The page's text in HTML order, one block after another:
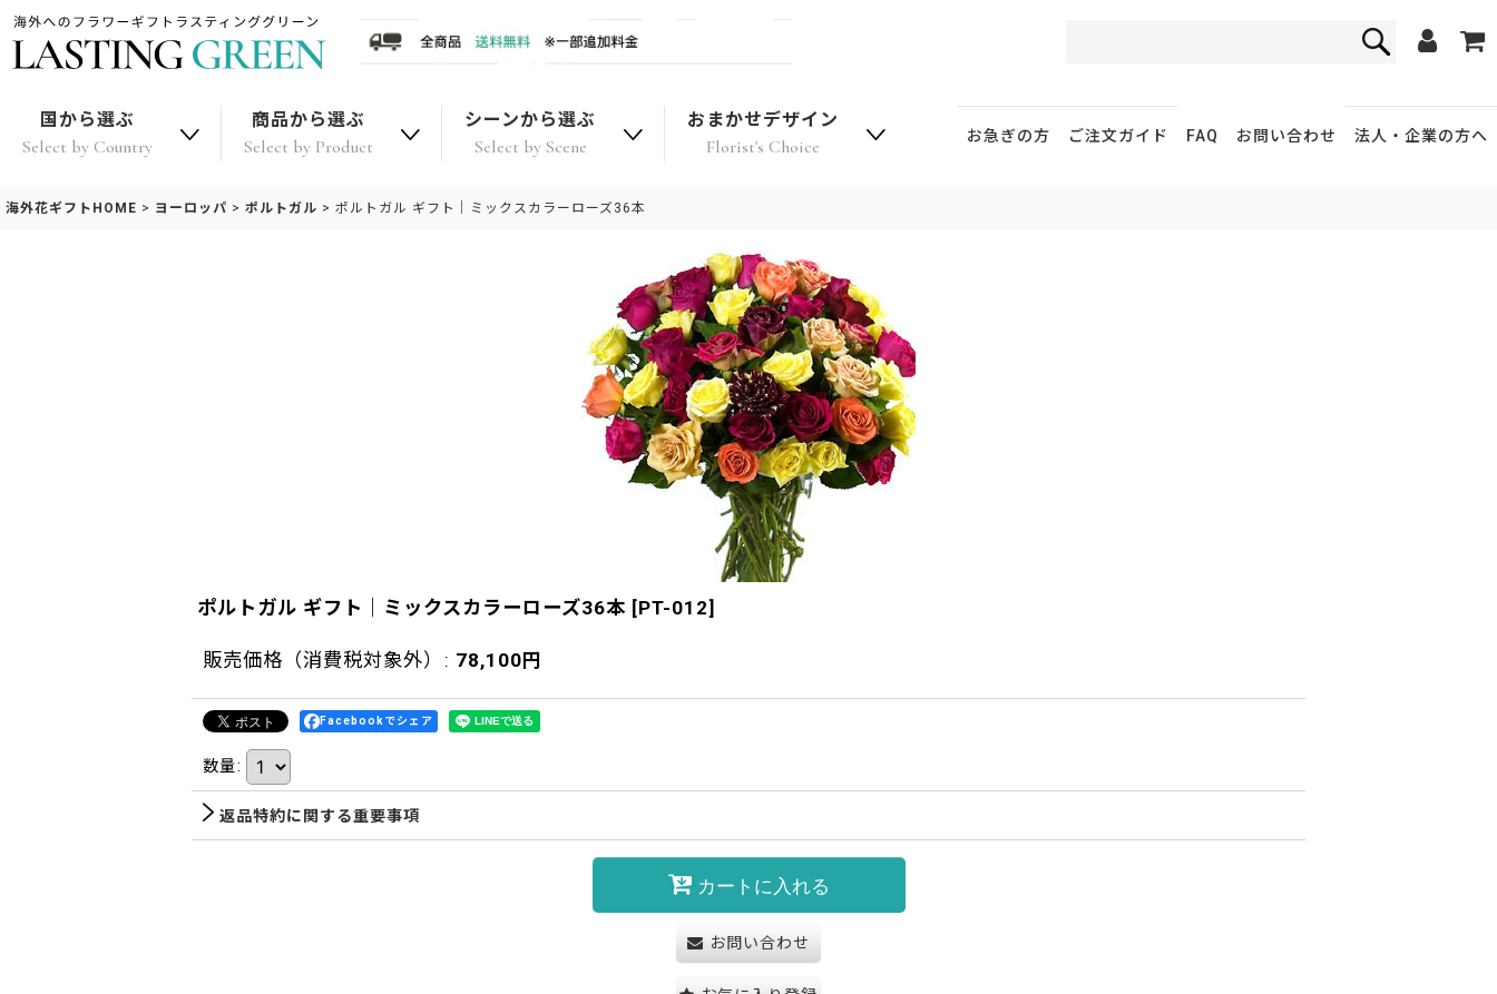
国から選ぶ
Select by Country
商品から選ぶ
Select by Product
シーンから選ぶ
Select by Scene
おまかせデザイン
Florist's Choice 法人・企業の方へ
ご注文ガイド
お急ぎの方 FAQ お問い合わせ
海外花ギフトHOME > ヨーロッパ > ポルトガル > ポルトガル ギフト｜ミックスカラーローズ36本
ポルトガル ギフト｜ミックスカラーローズ36本 [PT-012]
販売価格（消費税対象外） : 78,100 円
Facebookでシェア
数量:
返品特約に関する重要事項
カートに入れる
お問い合わせ